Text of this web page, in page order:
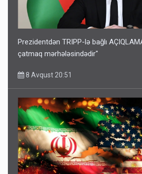
Prezidentdən TRIPP-lə bağlı
çatmaq mərhələsindədir"
8 Avqust 20:51